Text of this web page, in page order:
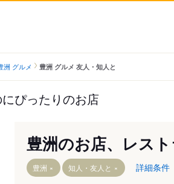
洲 グルメ 豊洲 グルメ 友人・知人と
ぴったりのお店
豊洲のお店、レス
豊洲 知人・友人と 詳細条件